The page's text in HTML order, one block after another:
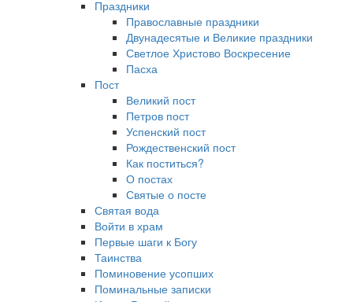
Праздники
Православные праздники
Двунадесятые и Великие праздники
Светлое Христово Воскресение
Пасха
Пост
Великий пост
Петров пост
Успенский пост
Рождественский пост
Как поститься?
О постах
Святые о посте
Святая вода
Войти в храм
Первые шаги к Богу
Таинства
Поминовение усопших
Поминальные записки